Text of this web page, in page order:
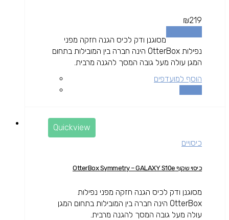
₪219
מסוגנן ודק לכיס הגנה חזקה מפני
נפילות OtterBox הינה חברה בין המובילות בתחום
המגן עולה מעל גובה המסך להגנה מרבית.
הוסף למועדפים
Quickview
כיסויים
כיסוי שקוף OtterBox Symmetry – GALAXY S10e
מסוגנן ודק לכיס הגנה חזקה מפני נפילות
OtterBox הינה חברה בין המובילות בתחום המגן
עולה מעל גובה המסך להגנה מרבית.